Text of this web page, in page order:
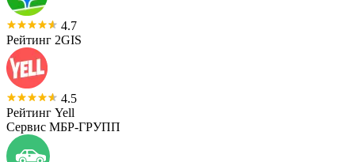
4.7
Рейтинг 2GIS
4.5
Рейтинг Yell
Сервис МБР-ГРУПП